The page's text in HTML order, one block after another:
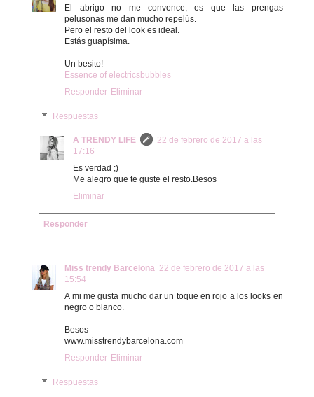
El abrigo no me convence, es que las prengas
pelusonas me dan mucho repelús.
Pero el resto del look es ideal.
Estás guapísima.
Un besito!
Essence of electricsbubbles
Responder Eliminar
Respuestas
A TRENDY LIFE
22 de febrero de 2017 a las
17:16
Es verdad ;)
Me alegro que te guste el resto.Besos
Eliminar
Responder
Miss trendy Barcelona 22 de febrero de 2017 a las
15:54
A mi me gusta mucho dar un toque en rojo a los looks en
negro o blanco.
Besos
www.misstrendybarcelona.com
Responder Eliminar
Respuestas